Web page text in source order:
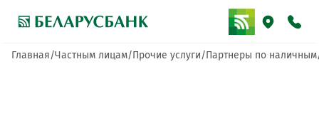
Главная Частным лицам Прочие услуги Партнеры по наличным